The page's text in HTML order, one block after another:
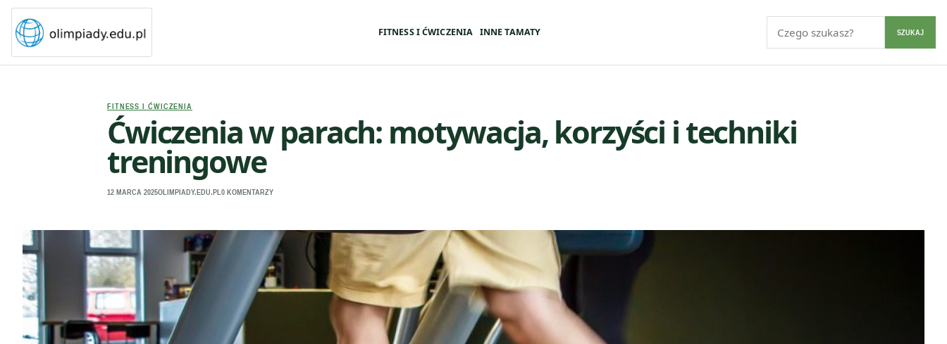
FITNESS I ĆWICZENIA INNE TAMATY SZUKAJ
FITNESS I ĆWICZENIA
Ćwiczenia w parach: motywacja, korzyści i techniki
treningowe
12 MARCA 2025OLIMPIADY.EDU.PL 0 KOMENTARZY